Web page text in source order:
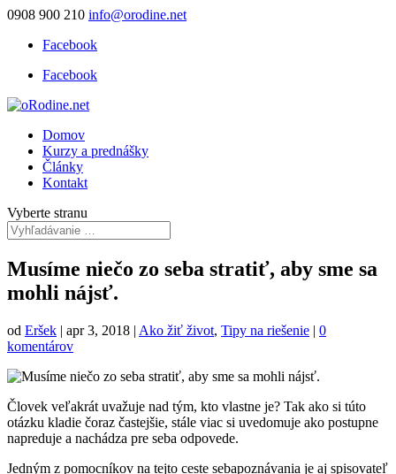
0908 900 210 info@orodine.net
Facebook
Facebook
Domov
Kurzy a prednášky
Články
Kontakt
Vyberte stranu
Musíme niečo zo seba stratiť, aby sme sa
mohli nájsť.
od Eršek | apr 3, 2018 | Ako žiť život, Tipy na riešenie | 0
komentárov
Človek veľakrát uvažuje nad tým, kto vlastne je? Tak ako si túto
otázku kladie čoraz častejšie, stále viac si uvedomuje ako postupne
napreduje a nachádza pre seba odpovede.
Jedným z pomocníkov na tejto ceste sebapoznávania je aj spisovateľ